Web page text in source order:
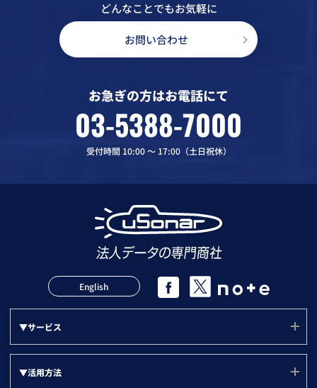
どんなことでもお気軽に
お問い合わせ
お急ぎの方はお電話にて
03-5388-7000
受付時間 10:00 〜 17:00（土日祝休）
English
▼サービス
サービス(ユーソナー)
▼活用方法